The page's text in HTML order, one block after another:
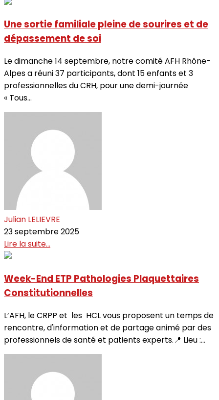
Une sortie familiale pleine de sourires et de
dépassement de soi
Le dimanche 14 septembre, notre comité AFH Rhône-
Alpes a réuni 37 participants, dont 15 enfants et 3
professionnelles du CRH, pour une demi-journée
« Tous...
Julian LELIEVRE
23 septembre 2025
Lire la suite...
Week-End ETP Pathologies Plaquettaires
Constitutionnelles
L’AFH, le CRPP et les HCL vous proposent un temps de
rencontre, d'information et de partage animé par des
professionnels de santé et patients experts.📍 Lieu :...